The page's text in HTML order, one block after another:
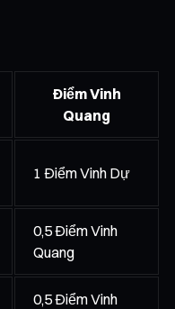
Điểm Vinh
Quang
1 Điểm Vinh Dự
0,5 Điểm Vinh
Quang
0,5 Điểm Vinh